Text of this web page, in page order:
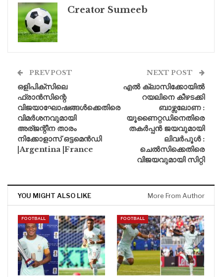
Creator Sumeeb
PREV POST
ഒളിപിക്‌സിലെ
ഫ്രാൻസിന്റെ
വിജയാഘോഷങ്ങൾക്കെതിരെ
വിമർശനവുമായി
അര്ജന്റീന താരം
നിക്കോളാസ് ഒട്ടമെൻഡി
|Argentina |France
NEXT POST
എൽ ക്ലാസിക്കോയിൽ
റയലിനെ കീഴടക്കി
ബാഴ്സലോണ :
യൂണൈറ്റഡിനെതിരെ
തകർപ്പൻ ജയവുമായി
ലിവർപൂൾ :
ചെൽസിക്കെതിരെ
വിജയവുമായി സിറ്റി
YOU MIGHT ALSO LIKE More From Author
FOOTBALL FOOTBALL